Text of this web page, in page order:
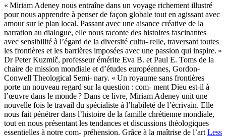
« Miriam Adeney nous entraîne dans un voyage richement illustré
pour nous apprendre à penser de façon globale tout en agissant avec
amour sur le plan local. Passant avec une aisance créative de la
narration au dialogue, elle nous raconte des histoires fascinantes
avec sensibilité à l’égard de la diversité cultu- relle, traversant toutes
les frontières et les barrières imposées avec une passion qui inspire. »
Dr Peter Kuzmič, professeur émérite Eva B. et Paul E. Toms de la
chaire de mission mondiale et d’études européennes, Gordon-
Conwell Theological Semi- nary. « Un royaume sans frontières
porte un nouveau regard sur la question : com- ment Dieu est-il à
l’œuvre dans le monde ? Dans ce livre, Miriam Adeney unit une
nouvelle fois le travail du spécialiste à l’habileté de l’écrivain. Elle
nous fait pénétrer dans l’histoire de la famille chrétienne mondiale,
tout en nous présentant les tendances et discussions théologiques
essentielles à notre com- préhension. Grâce à la maîtrise de l’art Less